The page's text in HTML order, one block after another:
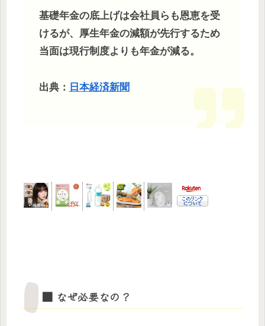
基礎年金の底上げは会社員らも恩恵を受
けるが、厚生年金の減額が先行するため
当面は現行制度よりも年金が減る。
出典： 日本経済新聞
■ なぜ必要なの？